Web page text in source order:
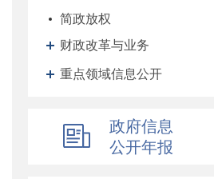
简政放权
财政改革与业务
重点领域信息公开
政府信息
公开年报